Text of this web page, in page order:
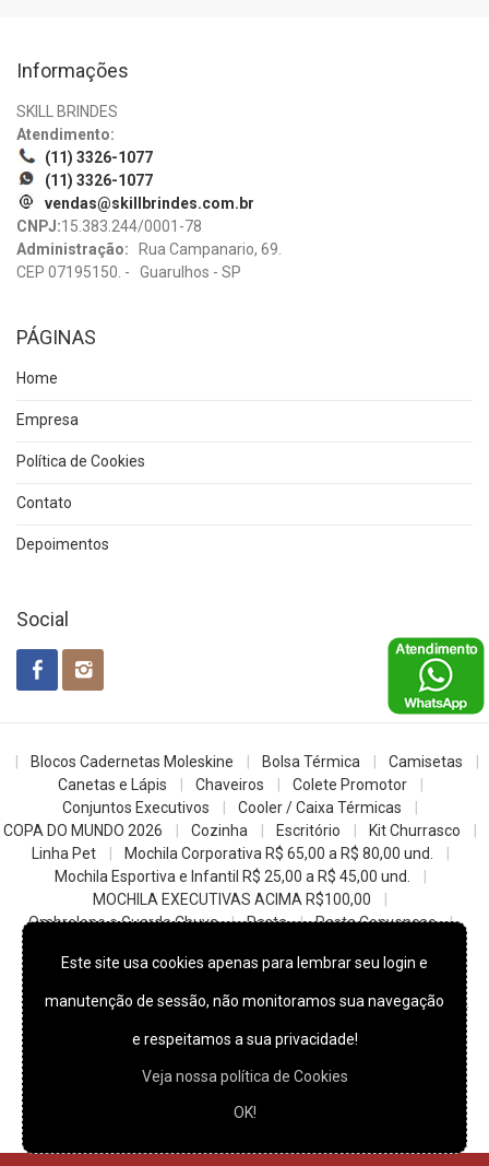
Informações
SKILL BRINDES
Atendimento:
(11) 3326-1077
(11) 3326-1077
vendas@skillbrindes.com.br
CNPJ:15.383.244/0001-78
Administração: Rua Campanario, 69.
CEP 07195150. - Guarulhos - SP
PÁGINAS
Home
Empresa
Política de Cookies
Contato
Depoimentos
Social
Blocos Cadernetas Moleskine Bolsa Térmica
Camisetas
Canetas e Lápis
Chaveiros
Colete Promotor
Conjuntos Executivos
Cooler / Caixa Térmicas
COPA DO MUNDO 2026
Cozinha Escritório
Kit Churrasco
Linha Pet
Mochila Corporativa R$ 65,00 a R$ 80,00 und.
Mochila Esportiva e Infantil R$ 25,00 a R$ 45,00 und.
MOCHILA EXECUTIVAS ACIMA R$100,00
Ombrelone e Guarda Chuva
Pasta
Pasta Convencao
z- Datas Comemorativas
© 2022Skill Brindes Promocionais -Todos os direitos reservados.
Este site usa cookies apenas para lembrar seu login e
manutenção de sessão, não monitoramos sua navegação
e respeitamos a sua privacidade!
Veja nossa política de Cookies
OK!